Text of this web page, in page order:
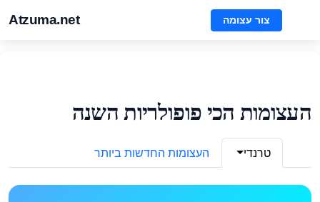
Atzuma.net צור עצומה
העצומות הכי פופולריות השנה
טרנדי העצומות החדשות ביותר